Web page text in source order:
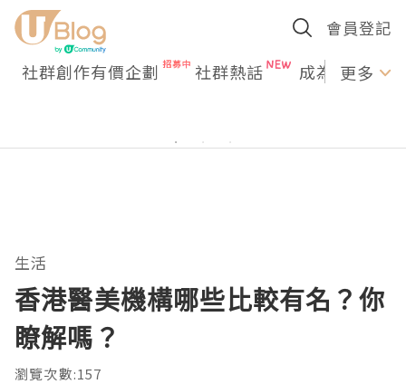
會員登記
社群創作有價企劃 社群熱話 成為U更多
生活
香港醫美機構哪些比較有名？你
瞭解嗎？
瀏覽次數:157